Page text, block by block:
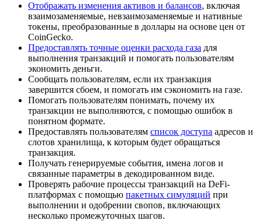
Отображать изменения активов и балансов, включая
взаимозаменяемые, невзаимозаменяемые и нативные
токены, преобразованные в доллары на основе цен от
CoinGecko.
Предоставлять точные оценки расхода газа для
выполнения транзакций и помогать пользователям
экономить деньги.
Сообщать пользователям, если их транзакция
завершится сбоем, и помогать им сэкономить на газе.
Помогать пользователям понимать, почему их
транзакции не выполняются, с помощью ошибок в
понятном формате.
Предоставлять пользователям список доступа адресов и
слотов хранилища, к которым будет обращаться
транзакция.
Получать генерируемые события, имена логов и
связанные параметры в декодированном виде.
Проверять рабочие процессы транзакций на DeFi-
платформах с помощью пакетных симуляций при
выполнении и одобрении свопов, включающих
несколько промежуточных шагов.